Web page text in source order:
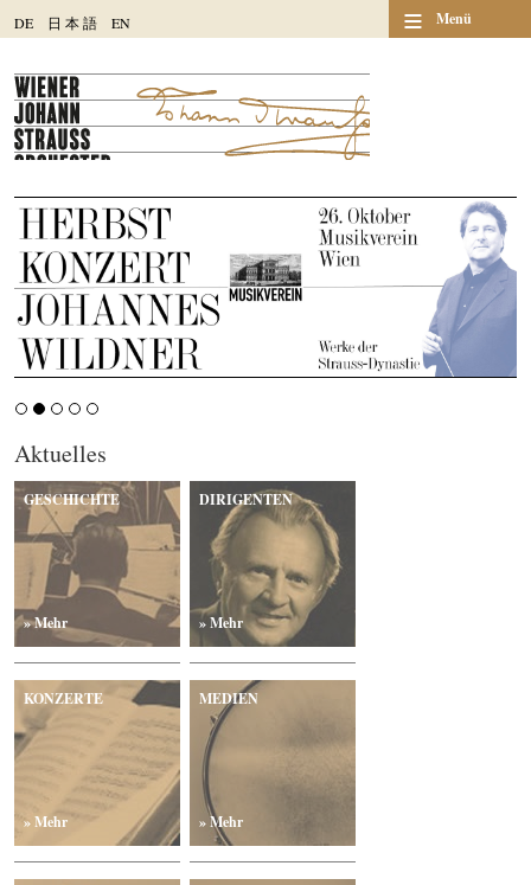
DE 日 本語 EN ≡ Menü
Aktuelles
GESCHICHTE
» Mehr
DIRIGENTEN
» Mehr
KONZERTE
» Mehr
MEDIEN
» Mehr